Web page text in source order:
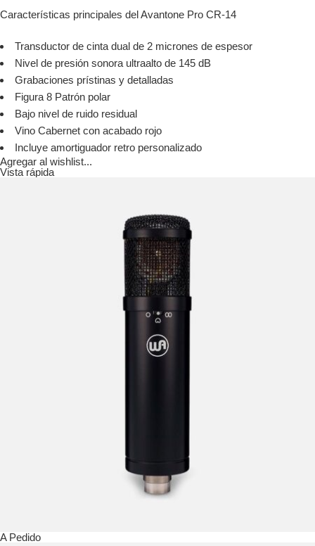
Características principales del Avantone Pro CR-14
Transductor de cinta dual de 2 micrones de espesor
Nivel de presión sonora ultraalto de 145 dB
Grabaciones prístinas y detalladas
Figura 8 Patrón polar
Bajo nivel de ruido residual
Vino Cabernet con acabado rojo
Incluye amortiguador retro personalizado
Agregar al wishlist...
Vista rápida
A Pedido